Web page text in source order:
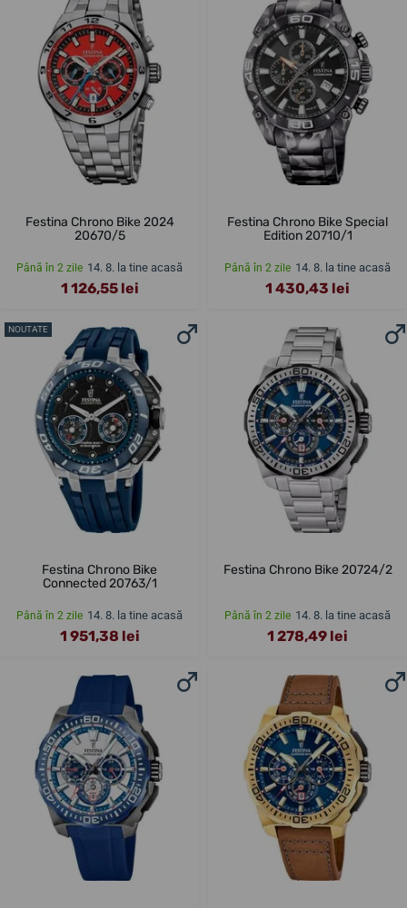
Festina Chrono Bike 2024
20670/5
Până în 2 zile 14. 8. la tine acasă
1 126,55 lei
Festina Chrono Bike Special
Edition 20710/1
Până în 2 zile 14. 8. la tine acasă
1 430,43 lei
NOUTATE
Festina Chrono Bike
Connected 20763/1
Până în 2 zile 14. 8. la tine acasă
1 951,38 lei
Festina Chrono Bike 20724/2
Până în 2 zile 14. 8. la tine acasă
1 278,49 lei